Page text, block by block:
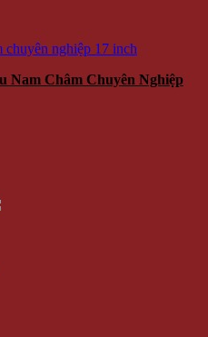
Nam Châm Chuyên Nghiệp